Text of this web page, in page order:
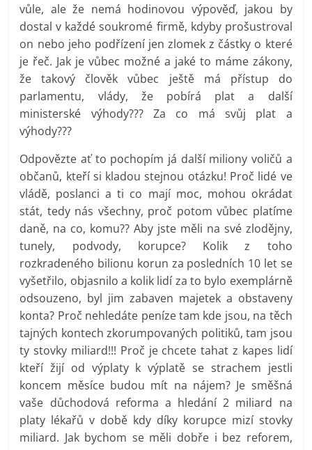
vůle, ale že nemá hodinovou výpověď, jakou by
dostal v každé soukromé firmě, kdyby prošustroval
on nebo jeho podřízení jen zlomek z částky o které
je řeč. Jak je vůbec možné a jaké to máme zákony,
že takový člověk vůbec ještě má přístup do
parlamentu, vlády, že pobírá plat a další
ministerské výhody??? Za co má svůj plat a
výhody???
Odpovězte ať to pochopím já další miliony voličů a
občanů, kteří si kladou stejnou otázku! Proč lidé ve
vládě, poslanci a ti co mají moc, mohou okrádat
stát, tedy nás všechny, proč potom vůbec platíme
daně, na co, komu?? Aby jste měli na své zlodějny,
tunely, podvody, korupce? Kolik z toho
rozkradeného bilionu korun za posledních 10 let se
vyšetřilo, objasnilo a kolik lidí za to bylo exemplárně
odsouzeno, byl jim zabaven majetek a obstaveny
konta? Proč nehledáte peníze tam kde jsou, na těch
tajných kontech zkorumpovaných politiků, tam jsou
ty stovky miliard!!! Proč je chcete tahat z kapes lidí
kteří žijí od výplaty k výplatě se strachem jestli
koncem měsíce budou mít na nájem? Je směšná
vaše důchodová reforma a hledání 2 miliard na
platy lékařů v době kdy díky korupce mizí stovky
miliard. Jak bychom se měli dobře i bez reforem,